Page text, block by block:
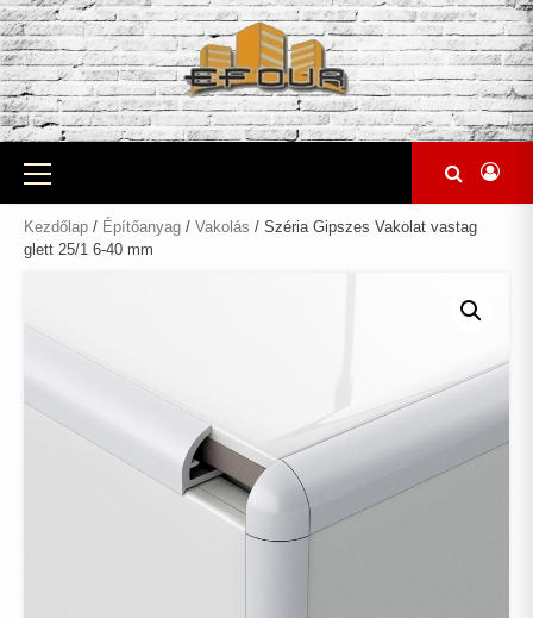
Skip
to
content
Primary
Menu
Kezdőlap / Építőanyag / Vakolás / Széria Gipszes Vakolat vastag
glett 25/1 6-40 mm